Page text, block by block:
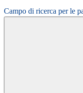
Campo di ricerca per le